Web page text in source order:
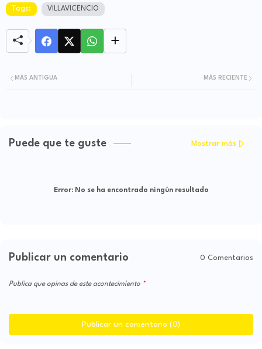
Tags: VILLAVICENCIO
MÁS RECIENTE
MÁS ANTIGUA
Puede que te guste Mostrar más
Error:No se ha encontrado ningún resultado
Publicar un comentario 0 Comentarios
Publica que opinas de este acontecimiento
Publicar un comentario (0)